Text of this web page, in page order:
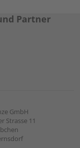
Partner
GmbH
Strasse 11